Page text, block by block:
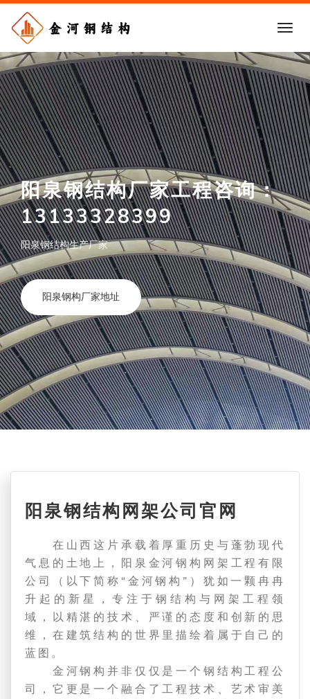
阳泉钢结构厂家工程咨询：
13133328399
阳泉钢结构生产厂家
阳泉钢构厂家地址
阳泉钢结构网架公司官网
在山西这片承载着厚重历史与蓬勃现代
气息的土地上，阳泉金河钢构网架工程有限
公司（以下简称“金河钢构”）犹如一颗冉冉
升起的新星，专注于钢结构与网架工程领
域，以精湛的技术、严谨的态度和创新的思
维，在建筑结构的世界里描绘着属于自己的
蓝图。
金河钢构并非仅仅是一个钢结构工程公
司，它更是一个融合了工程技术、艺术审美